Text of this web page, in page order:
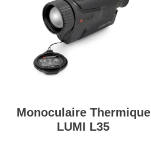
Monoculaire Thermique
LUMI L35